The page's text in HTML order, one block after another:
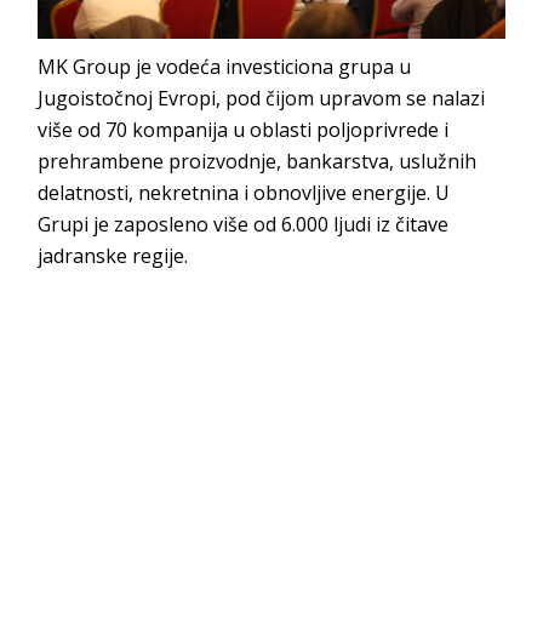
MK Group je vodeća investiciona grupa u
Jugoistočnoj Evropi, pod čijom upravom se nalazi
više od 70 kompanija u oblasti poljoprivrede i
prehrambene proizvodnje, bankarstva, uslužnih
delatnosti, nekretnina i obnovljive energije. U
Grupi je zaposleno više od 6.000 ljudi iz čitave
jadranske regije.